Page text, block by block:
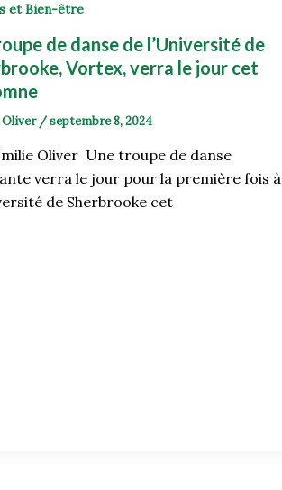
et Bien-être
de danse de l’Université de
Vortex, verra le jour cet
/septembre 8, 2024
Oliver Une troupe de danse
verra le jour pour la première fois à
de Sherbrooke cet